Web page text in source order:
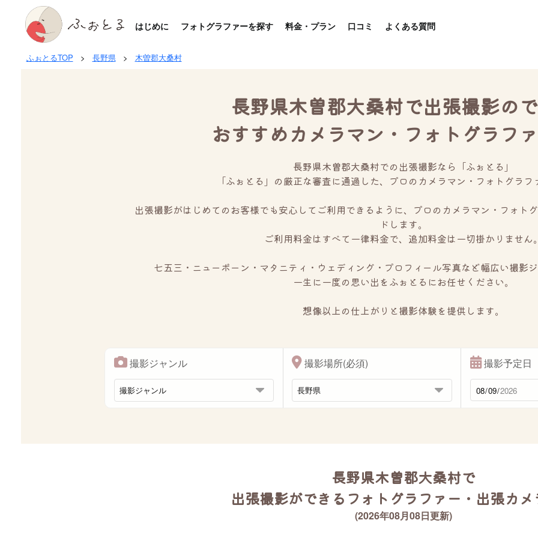
はじめに フォトグラファーを探す 料金・プラン 口コミ よくある質問
ふぉとるTOP > 長野県> 木曽郡大桑村
長野県木曽郡大桑村で出張撮影の
おすすめカメラマン・フォトグラフ
長野県木曽郡大桑村での出張撮影なら「ふぉとる」
「ふぉとる」の厳正な審査に通過した、プロのカメラマン・フォトグラフ
出張撮影がはじめてのお客様でも安心してご利用できるように、プロのカメラマン・フォト
ドします。
ご利用料金はすべて一律料金で、追加料金は一切掛かりません
七五三・ニューボーン・マタニティ・ウェディング・プロフィール写真など幅広い撮影
一生に一度の思い出をふぉとるにお任せください。
想像以上の仕上がりと撮影体験を提供します。
撮影ジャンル 撮影場所(必須) 撮影予定日
長野県木曽郡大桑村で
出張撮影ができるフォトグラファー・出張カ
(2026年08月08日更新)